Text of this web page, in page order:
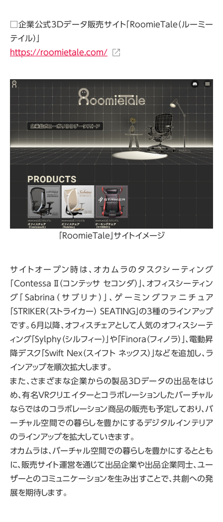
□企業公式3Dデータ販売サイト「RoomieTale（ルーミー
テイル）」
https://roomietale.com/
「RoomieTale」サイトイメージ
サイトオープン時は、オカムラのタスクシーティング
「Contessa Ⅱ（コンテッサ セコンダ）」、オフィスシーティン
グ「Sabrina（サブリナ）」、ゲーミングファニチュア
「STRIKER（ストライカー） SEATING」の3種のラインアップ
です。6月以降、オフィスチェアとして人気のオフィスシーテ
ィング「Sylphy（シルフィー）」や「Finora（フィノラ）」、電動昇
降デスク「Swift Nex（スイフト ネックス）」などを追加し、ラ
インアップを順次拡大します。
また、さまざまな企業からの製品3Dデータの出品をはじ
め、有名VRクリエイターとコラボレーションしたバーチャル
ならではのコラボレーション商品の販売も予定しており、バ
ーチャル空間での暮らしを豊かにするデジタルインテリア
のラインアップを拡大していきます。
オカムラは、バーチャル空間での暮らしを豊かにするととも
に、販売サイト運営を通じて出品企業や出品企業同士、ユー
ザーとのコミュニケーションを生み出すことで、共創への発
展を期待します。